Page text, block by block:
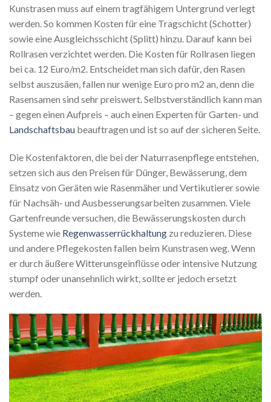
Kunstrasen muss auf einem tragfähigem Untergrund verlegt
werden. So kommen Kosten für eine Tragschicht (Schotter)
sowie eine Ausgleichsschicht (Splitt) hinzu. Darauf kann bei
Rollrasen verzichtet werden. Die Kosten für Rollrasen liegen
bei ca. 12 Euro/m2. Entscheidet man sich dafür, den Rasen
selbst auszusäen, fallen nur wenige Euro pro m2 an, denn die
Rasensamen sind sehr preiswert. Selbstverständlich kann man
– gegen einen Aufpreis – auch einen Experten für Garten- und
Landschaftsbau beauftragen und ist so auf der sicheren Seite.
Die Kostenfaktoren, die bei der Naturrasenpflege entstehen,
setzen sich aus den Preisen für Dünger, Bewässerung, dem
Einsatz von Geräten wie Rasenmäher und Vertikutierer sowie
für Nachsäh- und Ausbesserungsarbeiten zusammen. Viele
Gartenfreunde versuchen, die Bewässerungskosten durch
Systeme wie Regenwasserrückhaltung zu reduzieren. Diese
und andere Pflegekosten fallen beim Kunstrasen weg. Wenn
er durch äußere Witterunsgeinflüsse oder intensive Nutzung
stumpf oder unansehnlich wirkt, sollte er jedoch ersetzt
werden.